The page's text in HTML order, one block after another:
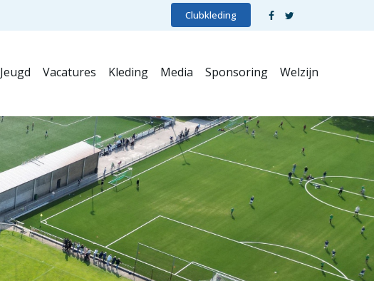
Clubkleding
Jeugd Vacatures Kleding Media Sponsoring Welzijn